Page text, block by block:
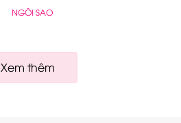
NGÔI SAO
Xem thêm